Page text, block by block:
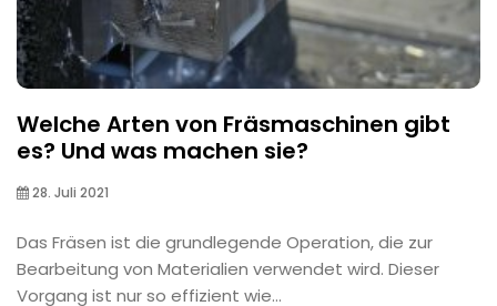
Welche Arten von Fräsmaschinen gibt
es? Und was machen sie?
28. Juli 2021
Das Fräsen ist die grundlegende Operation, die zur
Bearbeitung von Materialien verwendet wird. Dieser
Vorgang ist nur so effizient wie...